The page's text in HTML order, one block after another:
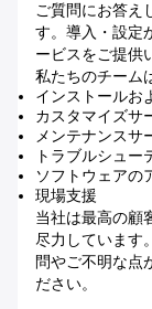
ご質問にお答え
す。導入・設定
ービスをご提供
私たちのチーム
インストールお
カスタマイズサ
メンテナンスサ
トラブルシュー
ソフトウェアの
現場支援
当社は最高の顧
尽力しています
問やご不明な点
ださい。